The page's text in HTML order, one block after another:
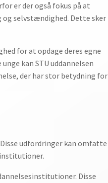
er der også fokus på at
selvstændighed. Dette sker
for at opdage deres egne
kan STU uddannelsen
der har stor betydning for
udfordringer kan omfatte
Disse